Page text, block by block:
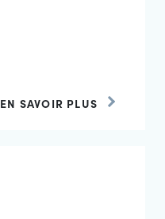
EN SAVOIR PLUS